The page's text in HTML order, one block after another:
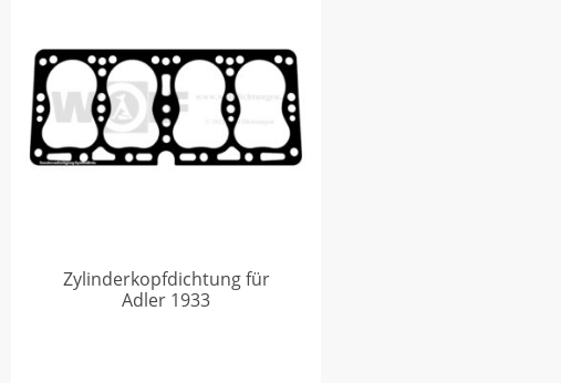
Zylinderkopfdichtung für
Adler 1933